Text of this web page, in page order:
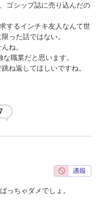
ゴシップ誌に売り込んだの
するインチキ友人なんて世
った話ではない。
ね。
職業だと思います。
ね返してほしいですね。
っちゃダメでしょ。